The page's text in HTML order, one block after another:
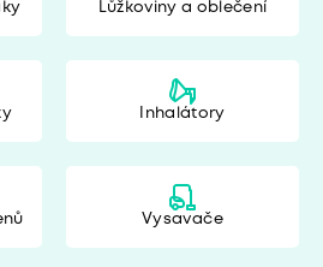
Lůžkoviny a oblečení
Inhalátory
Vysavače